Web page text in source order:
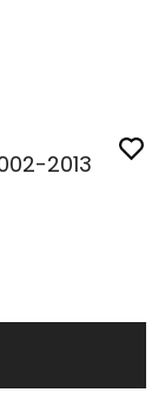
2013